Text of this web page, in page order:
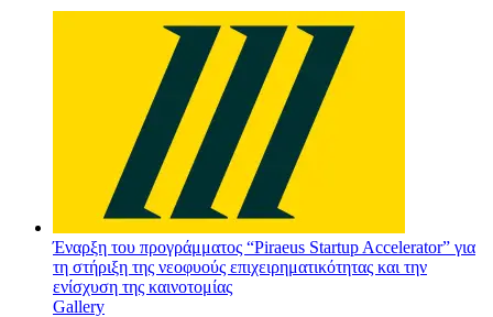
Έναρξη του προγράμματος “Piraeus Startup Accelerator” για
τη στήριξη της νεοφυούς επιχειρηματικότητας και την
ενίσχυση της καινοτομίας
Gallery